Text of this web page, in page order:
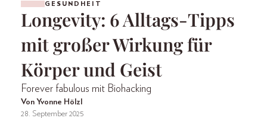
GESUNDHEIT
Longevity: 6 Alltags-Tipps
mit großer Wirkung für
Körper und Geist
Forever fabulous mit Biohacking
Von Yvonne Hölzl
28. September 2025